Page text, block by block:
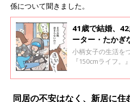
係について聞きました。
41歳で結婚、
ーター・たかぎ
に予定日がきて
した」40代の
小柄女子の生活を
『150cmライフ。
さん。2023年2月
し、42歳で「むー
同居の不安はなく、新居に